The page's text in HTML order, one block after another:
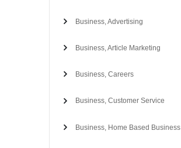
Business, Advertising
Business, Article Marketing
Business, Careers
Business, Customer Service
Business, Home Based Business